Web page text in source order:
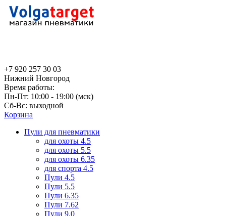
+7 920 257 30 03
Нижний Новгород
Время работы:
Пн-Пт: 10:00 - 19:00 (мск)
Сб-Вс: выходной
Корзина
Пули для пневматики
для охоты 4.5
для охоты 5.5
для охоты 6.35
для спорта 4.5
Пули 4.5
Пули 5.5
Пули 6.35
Пули 7.62
Пули 9.0